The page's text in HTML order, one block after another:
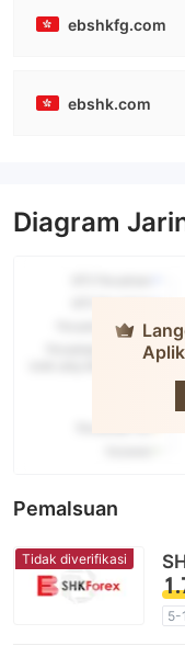
ebshkfg.com
ebshk.com
Diagram
Pemalsuan
Tidak diverifikasi
5-